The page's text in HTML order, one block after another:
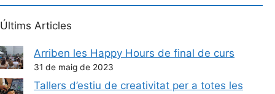
Últims Articles
Arriben les Happy Hours de final de curs
31 de maig de 2023
Tallers d’estiu de creativitat per a totes les